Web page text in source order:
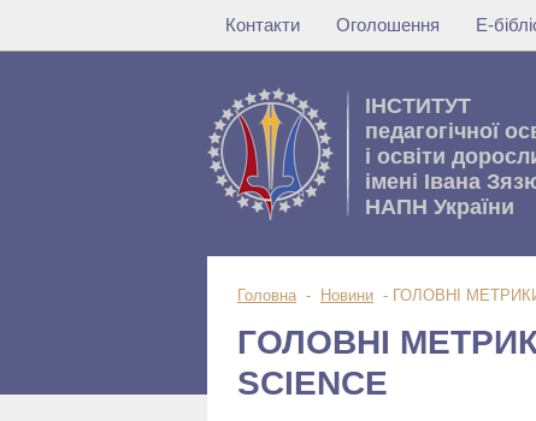
Контакти Оголошення Е-
IНСТИТУТ
педагогічної
i освiти
імені Івана
НАПН України
Головна- Новини - ГОЛОВНІ
ГОЛОВНІ
SCIENCE